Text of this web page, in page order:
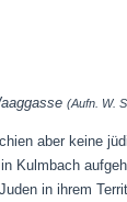
(Aufn. W.
aber keine
Kulmbach
in ihrem